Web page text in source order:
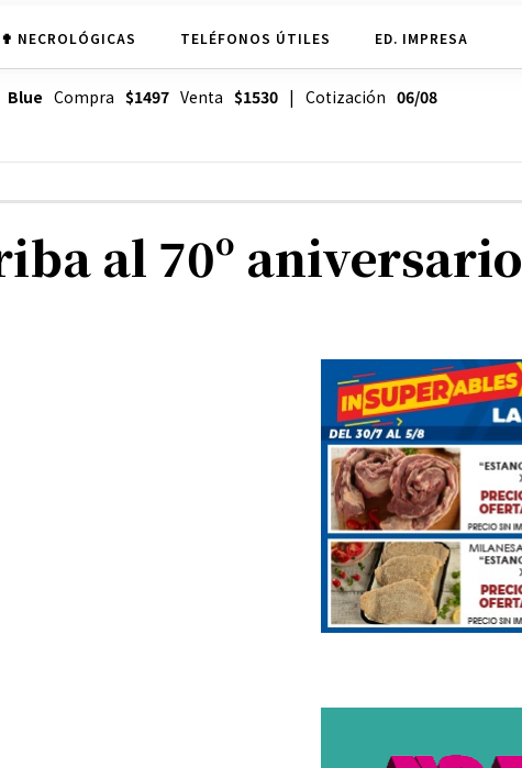
✟ NECROLÓGICAS TELÉFONOS ÚTILES ED. IMPRESA
Blue Compra $1497Venta $1530| Cotización 06/08
al 70º aniversario